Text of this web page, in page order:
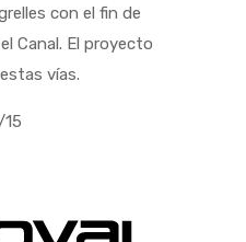
con el fin de
Canal. El proyecto
vías.